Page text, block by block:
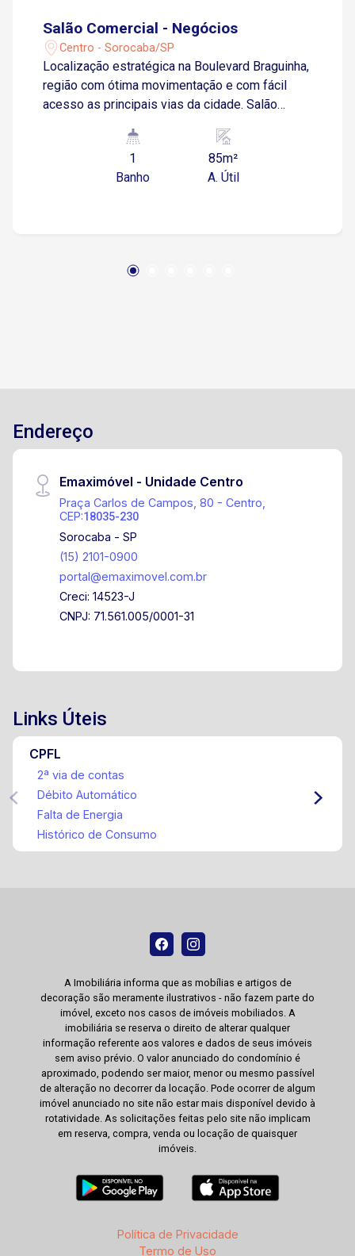
Salão Comercial - Negócios
Centro - Sorocaba/SP
Localização estratégica na Boulevard Braguinha,
região com ótima movimentação e com fácil
acesso as principais vias da cidade. Salão
banheiro e área de serviço. Agende já uma
1
Banho
85m²
A. Útil
Endereço
Emaximóvel - Unidade Centro
Praça Carlos de Campos, 80 - Centro,
CEP:18035-230
Sorocaba - SP
(15) 2101-0900
portal@emaximovel.com.br
Creci: 14523-J
CNPJ: 71.561.005/0001-31
Links Úteis
CPFL
2ª via de contas
Débito Automático
Falta de Energia
Histórico de Consumo
A Imobiliária informa que as mobílias e artigos de
decoração são meramente ilustrativos - não fazem parte do
imóvel, exceto nos casos de imóveis mobiliados. A
imobiliária se reserva o direito de alterar qualquer
informação referente aos valores e dados de seus imóveis
sem aviso prévio. O valor anunciado do condomínio é
aproximado, podendo ser maior, menor ou mesmo passível
de alteração no decorrer da locação. Pode ocorrer de algum
imóvel anunciado no site não estar mais disponível devido à
rotatividade. As solicitações feitas pelo site não implicam
em reserva, compra, venda ou locação de quaisquer
imóveis.
Política de Privacidade
Termo de Uso